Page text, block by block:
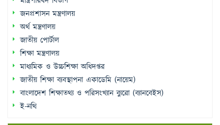
জনপ্রশাসন মন্ত্রণালয়
অর্থ মন্ত্রণালয়
জাতীয় পোর্টাল
শিক্ষা মন্ত্রণালয়
মাধ্যমিক ও উচ্চশিক্ষা অধিদপ্তর
জাতীয় শিক্ষা ব্যবস্থাপনা একাডেমি (নায়েম)
বাংলাদেশ শিক্ষাতথ্য ও পরিসংখ্যান ব্যুরো (ব্যানবেইস)
ই-নথি